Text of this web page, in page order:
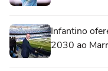
Infantino
2030 ao